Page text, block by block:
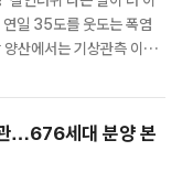
일 35도를 웃도는 폭염
산에서는 기상관측 이래
이 일상이 되고 있다. 폭염
아니라 주민의 건강과 생
…676세대 분양 본